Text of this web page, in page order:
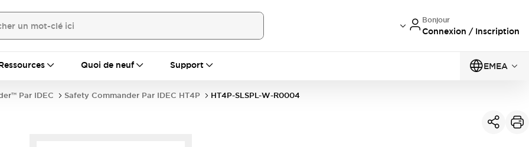
Bonjour
Connexion / Inscription
Quoi de neuf Support EMEA
Par IDEC Safety Commander Par IDEC HT4P HT4P-SLSPL-W-R0004